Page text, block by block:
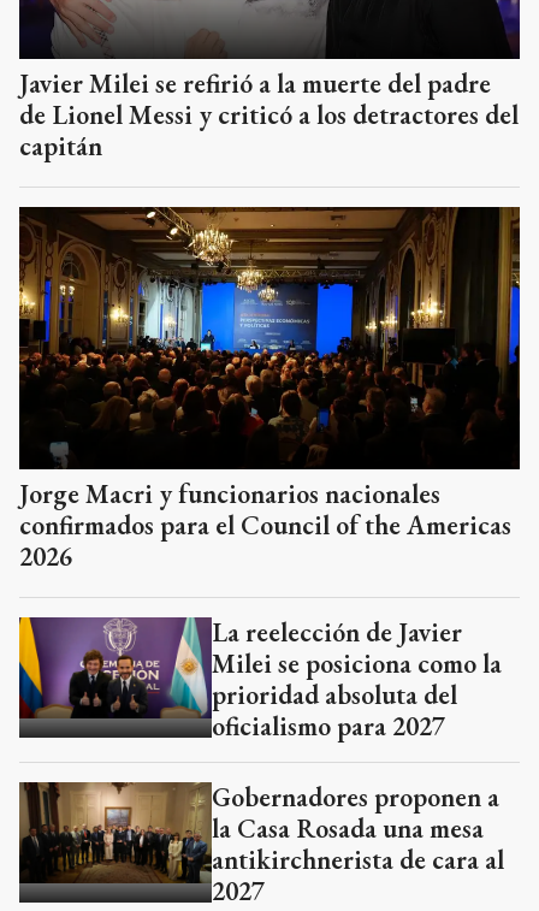
Javier Milei se refirió a la muerte del padre
de Lionel Messi y criticó a los detractores del
capitán
Jorge Macri y funcionarios nacionales
confirmados para el Council of the Americas
2026
La reelección de Javier
Milei se posiciona como la
prioridad absoluta del
oficialismo para 2027
Gobernadores proponen a
la Casa Rosada una mesa
antikirchnerista de cara al
2027